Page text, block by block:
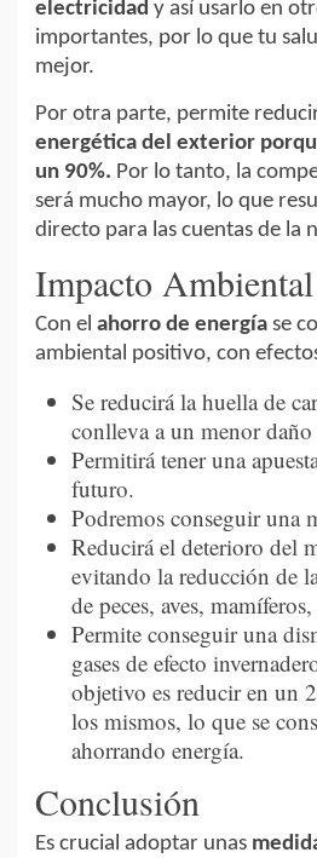
electricidad y así usarlo en
importantes, por lo que tu
mejor.
Por otra parte, permite
energética del exterior
un 90%. Por lo tanto, la
será mucho mayor, lo que
directo para las cuentas de la
Impacto
Con el ahorro de energía se
ambiental positivo, con
Se reducirá la huella de
conlleva a un menor
Permitirá tener una
futuro.
Podremos conseguir una
Reducirá el deterioro del
evitando la reducción de
de peces, aves,
Permite conseguir una
gases de efecto
objetivo es reducir en un
los mismos, lo que se
ahorrando energía.
Conclusión
Es crucial adoptar unas